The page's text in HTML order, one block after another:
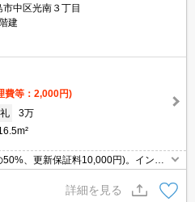
市中区光南３丁目
建
費等：2,000円)
礼
3万
、更新保証料10,000円)。インタ
詳細を見る